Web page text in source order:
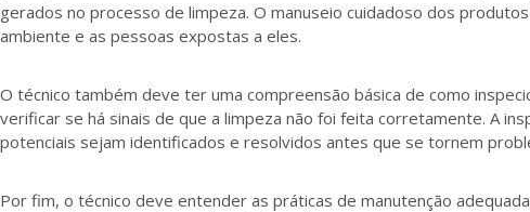
gerados no processo de limpeza. O manuseio cuidadoso dos
ambiente e as pessoas expostas a eles.
O técnico também deve ter uma compreensão básica de como
verificar se há sinais de que a limpeza não foi feita corretamente. A
potenciais sejam identificados e resolvidos antes que se tornem
Por fim, o técnico deve entender as práticas de manutenção